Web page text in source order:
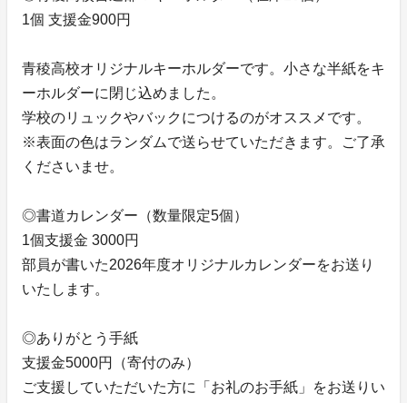
1個 支援金900円
青稜高校オリジナルキーホルダーです。小さな半紙をキ
ーホルダーに閉じ込めました。
学校のリュックやバックにつけるのがオススメです。
※表面の色はランダムで送らせていただきます。ご了承
くださいませ。
◎書道カレンダー（数量限定5個）
1個支援金 3000円
部員が書いた2026年度オリジナルカレンダーをお送り
いたします。
◎ありがとう手紙
支援金5000円（寄付のみ）
ご支援していただいた方に「お礼のお手紙」をお送りい